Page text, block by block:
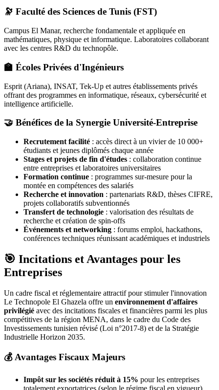
🔭 Faculté des Sciences de Tunis (FST)
Campus El Manar, recherche fondamentale et appliquée en
mathématiques, physique et informatique. Laboratoires collaborant
avec les centres R&D du technopôle.
🏫 Écoles Privées d'Ingénieurs
Esprit (Ariana), INSAT, Tek-Up et autres établissements privés
offrant des programmes en informatique, réseaux, cybersécurité et
intelligence artificielle.
🤝 Bénéfices de la Synergie Université-Entreprise
Recrutement facilité : accès direct à un vivier de 10 000+
étudiants et jeunes diplômés chaque année
Stages et projets de fin d'études : collaboration continue
entre entreprises et laboratoires universitaires
Formation continue : programmes sur-mesure pour la
montée en compétences des salariés
Recherche et innovation : partenariats R&D, thèses CIFRE,
projets collaboratifs subventionnés
Transfert de technologie : valorisation des résultats de
recherche et création de spin-offs
Événements et networking : forums emploi, hackathons,
conférences techniques réunissant académiques et industriels
🎯 Incitations et Avantages pour les
Entreprises
Un cadre fiscal et réglementaire attractif pour stimuler l'innovation
Le Technopole El Ghazela offre un environnement d'affaires
privilégié avec des incitations fiscales et financières parmi les plus
compétitives de la région MENA, dans le cadre du Code des
Investissements tunisien révisé (Loi n°2017-8) et de la Stratégie
Industrielle Horizon 2035.
💰 Avantages Fiscaux Majeurs
Impôt sur les sociétés réduit à 15% pour les entreprises